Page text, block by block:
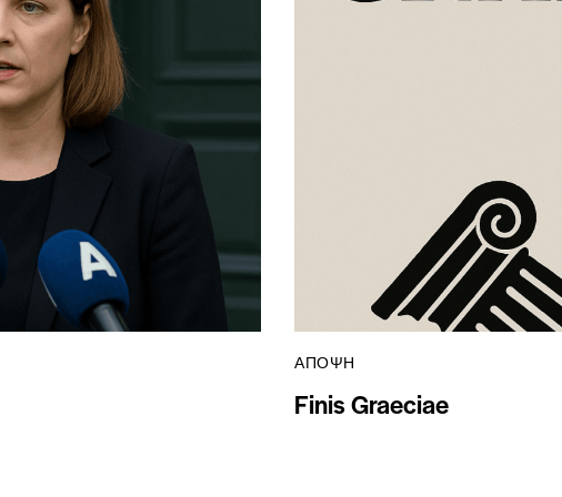
ΆΠΟΨΗ
Finis Graeciae